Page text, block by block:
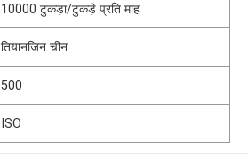
10000 टुकड़ा/टुकड़े प्रति माह
तियानजिन चीन
500
ISO